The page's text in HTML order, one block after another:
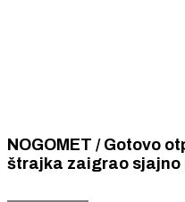
NOGOMET / Gotovo
štrajka zaigrao sjajno